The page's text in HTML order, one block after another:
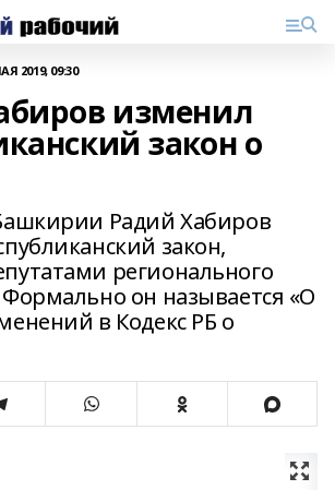
2019, 09:30
изменил
закон о
Радий Хабиров
закон,
регионального
он называется «О
в Кодекс РБ о